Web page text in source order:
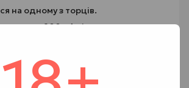
на одному з торців.
900 мАч і заряджається
GENE, який
режимом роботи – варіват.